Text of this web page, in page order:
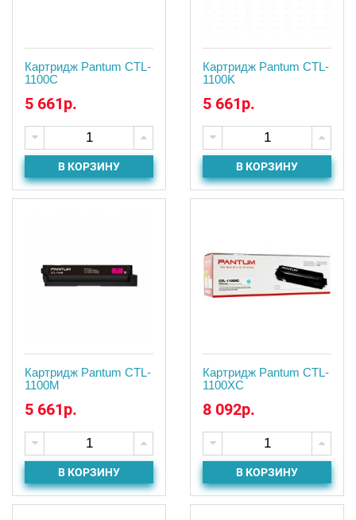
Картридж Pantum CTL-
1100C
5 661р.
В КОРЗИНУ
Картридж Pantum CTL-
1100K
5 661р.
В КОРЗИНУ
Картридж Pantum CTL-
1100M
5 661р.
В КОРЗИНУ
Картридж Pantum CTL-
1100XC
8 092р.
В КОРЗИНУ